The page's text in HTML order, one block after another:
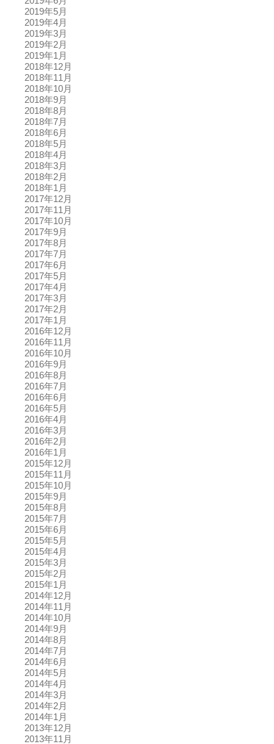
2019年5月
2019年4月
2019年3月
2019年2月
2019年1月
2018年12月
2018年11月
2018年10月
2018年9月
2018年8月
2018年7月
2018年6月
2018年5月
2018年4月
2018年3月
2018年2月
2018年1月
2017年12月
2017年11月
2017年10月
2017年9月
2017年8月
2017年7月
2017年6月
2017年5月
2017年4月
2017年3月
2017年2月
2017年1月
2016年12月
2016年11月
2016年10月
2016年9月
2016年8月
2016年7月
2016年6月
2016年5月
2016年4月
2016年3月
2016年2月
2016年1月
2015年12月
2015年11月
2015年10月
2015年9月
2015年8月
2015年7月
2015年6月
2015年5月
2015年4月
2015年3月
2015年2月
2015年1月
2014年12月
2014年11月
2014年10月
2014年9月
2014年8月
2014年7月
2014年6月
2014年5月
2014年4月
2014年3月
2014年2月
2014年1月
2013年12月
2013年11月